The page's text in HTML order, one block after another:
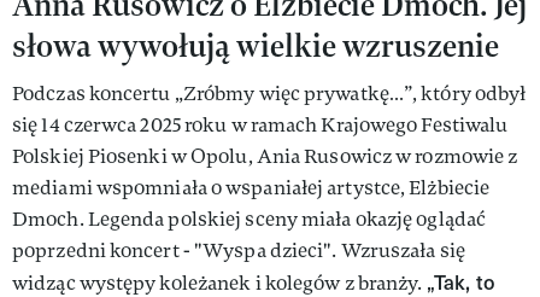
słowa wywołują wielkie wzruszenie
Podczas koncertu „Zróbmy więc prywatkę…”, który odbył
się 14 czerwca 2025 roku w ramach Krajowego Festiwalu
Polskiej Piosenki w Opolu, Ania Rusowicz w rozmowie z
mediami wspomniała o wspaniałej artystce, Elżbiecie
Dmoch. Legenda polskiej sceny miała okazję oglądać
poprzedni koncert - "Wyspa dzieci". Wzruszała się
widząc występy koleżanek i kolegów z branży. „Tak, to